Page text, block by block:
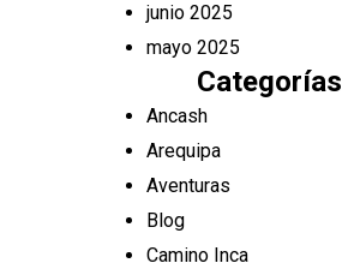
junio 2025
mayo 2025
Categorías
Ancash
Arequipa
Aventuras
Blog
Camino Inca